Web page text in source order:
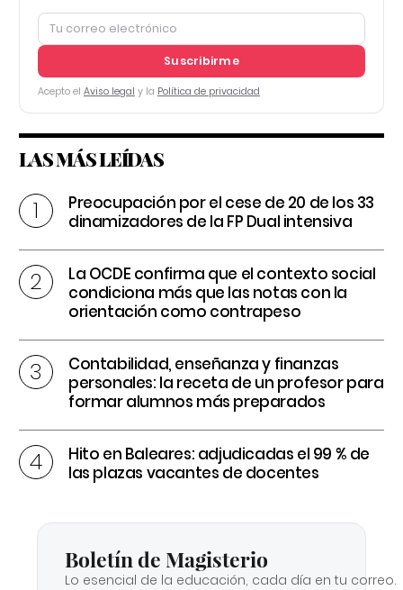
Suscribirme
Acepto el Aviso legal y la Política de privacidad
LAS MÁS LEÍDAS
Preocupación por el cese de 20 de los 33
dinamizadores de la FP Dual intensiva
La OCDE confirma que el contexto social
condiciona más que las notas con la
orientación como contrapeso
Contabilidad, enseñanza y finanzas
personales: la receta de un profesor para
formar alumnos más preparados
Hito en Baleares: adjudicadas el 99 % de
las plazas vacantes de docentes
Boletín de Magisterio
Lo esencial de la educación, cada día en tu correo.